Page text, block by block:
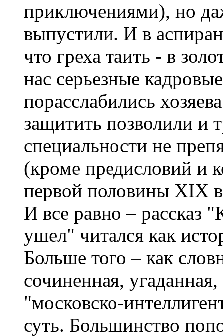
приключениями), но
выпустили. И в
что греха таить - в
нас серьезные
порасслабились
защитить позволили и
специальности не
(кроме предисловий и
первой половины XIX
И все равно – рассказ
ушел" читался как
Больше того – как
сочиненная,
"московско-
суть. Большинство